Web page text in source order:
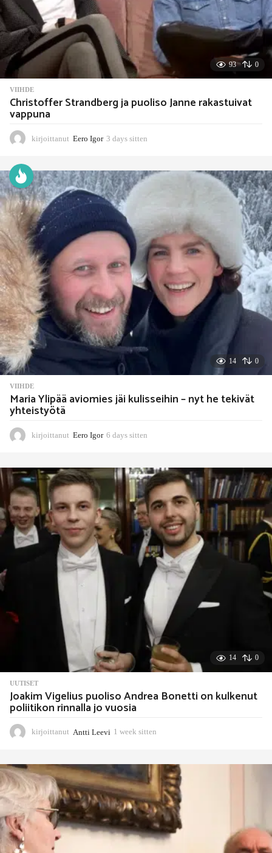
93 0
VIIHDE
Christoffer Strandberg ja puoliso Janne rakastuivat
vappuna
kirjoittanut Eero Igor 3 days sitten
y
t
e
n
14 0
VIIHDE
Maria Ylipää aviomies jäi kulisseihin – nyt he tekivät
yhteistyötä
kirjoittanut Eero Igor 6 days sitten
y
s
s
t
t
e
n
14 0
UUTISET
Joakim Vigelius puoliso Andrea Bonetti on kulkenut
poliitikon rinnalla jo vuosia
kirjoittanut Antti Leevi 1 week sitten
e
k
i
t
t
e